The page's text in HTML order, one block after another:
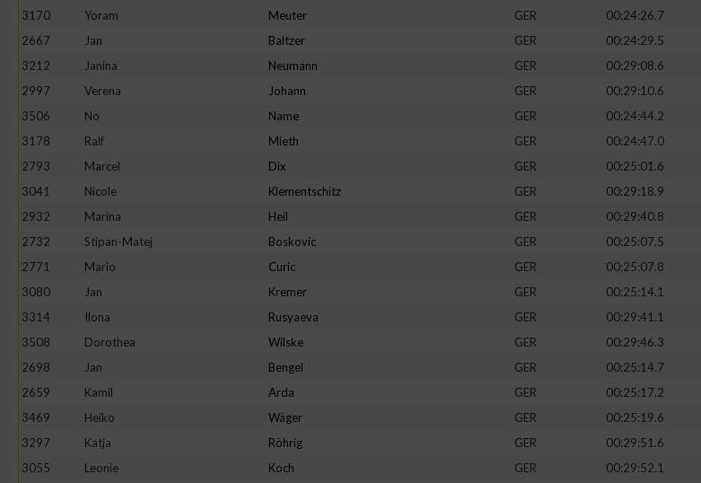
3170
Yoram Meuter GER
00:24:26.7
2667
Jan Baltzer GER
00:24:29.5
3212
Janina Neumann GER
00:29:08.6
2997
Verena Johann GER
00:29:10.6
3506
No Name GER 00:24:44.2
3178
Ralf Mieth GER
00:24:47.0
2793
Marcel Dix GER
00:25:01.6
3041
Nicole Klementschitz GER
00:29:18.9
2932
Marina Heil GER
00:29:40.8
2732
Stipan-Matej Boskovic GER 00:25:07.5
2771
Mario Curic GER
00:25:07.8
3080
Jan Kremer GER
00:25:14.1
3314
Ilona Rusyaeva GER
00:29:41.1
3508
Dorothea Wilske GER
00:29:46.3
2698
Jan Bengel GER 00:25:14.7
2659
Kamil Arda GER
00:25:17.2
3469
Heiko Wäger GER
00:25:19.6
3297
Katja Röhrig GER
00:29:51.6
3055
Leonie Koch GER 00:29:52.1
Verwendung reduzierter Daten zur Auswahl von Inhalten
IAB-Besonderheiten:
Verwendung genauer Standortdaten
Nicht-IAB-Verarbeitungszwecke:
Performance
Funktional
Werbung